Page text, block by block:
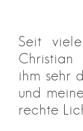
Seit
Christian
ihm sehr
und
rechte